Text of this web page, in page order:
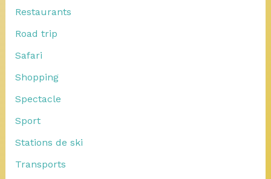
Restaurants
Road trip
Safari
Shopping
Spectacle
Sport
Stations de ski
Transports